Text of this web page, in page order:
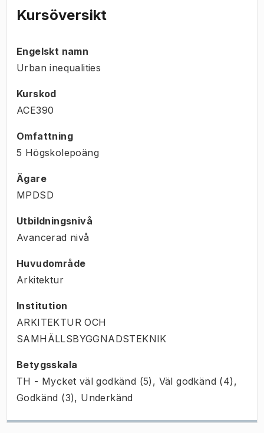
Kursöversikt
Engelskt namn
Urban inequalities
Kurskod
ACE390
Omfattning
5 Högskolepoäng
Ägare
MPDSD
Utbildningsnivå
Avancerad nivå
Huvudområde
Arkitektur
Institution
ARKITEKTUR OCH
SAMHÄLLSBYGGNADSTEKNIK
Betygsskala
TH - Mycket väl godkänd (5), Väl godkänd (4),
Godkänd (3), Underkänd